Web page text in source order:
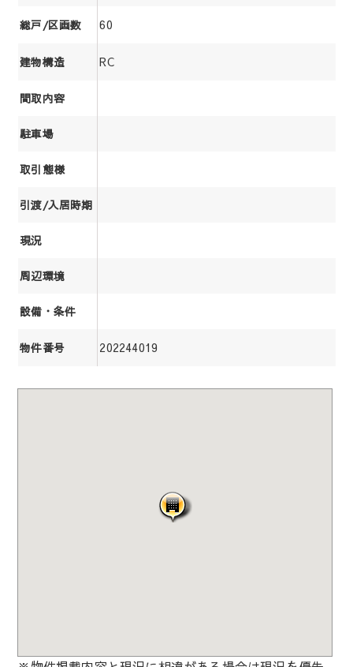
総戸/区画数 60
建物構造 RC
間取内容
駐車場
取引態様
引渡/入居時期
現況
周辺環境
設備・条件
物件番号 202244019